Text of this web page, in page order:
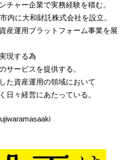
チャー企業で実務経験を積む。
内に大和財託株式会社を設立。
産運用プラットフォーム事業を展
現する為
サービスを提供する。
た資産運用の領域において
日々経営にあたっている。